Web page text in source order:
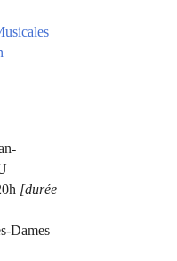
[durée
Dames